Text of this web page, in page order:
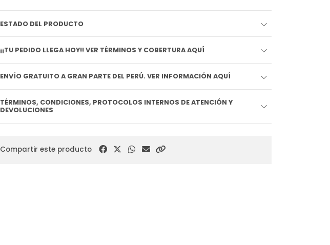
ESTADO DEL PRODUCTO
¡¡TU PEDIDO LLEGA HOY!! VER TÉRMINOS Y COBERTURA AQUÍ
ENVÍO GRATUITO A GRAN PARTE DEL PERÚ. VER INFORMACIÓN AQUÍ
TÉRMINOS, CONDICIONES, PROTOCOLOS INTERNOS DE ATENCIÓN Y
DEVOLUCIONES
Compartir este producto